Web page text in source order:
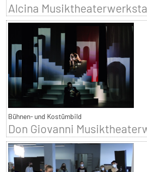
Alcina
Bühnen- und Kostümbild
Don Giovanni